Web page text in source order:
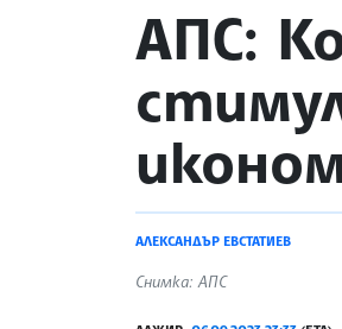
site.bta
АПС:
АЛЕКСАНДЪР ЕВСТАТИЕВ
Снимка: АПС